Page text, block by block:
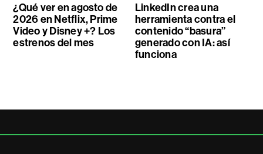
¿Qué ver en agosto de
2026 en Netflix, Prime
Video y Disney +? Los
estrenos del mes
LinkedIn crea una
herramienta contra el
contenido “basura”
generado con IA: así
funciona